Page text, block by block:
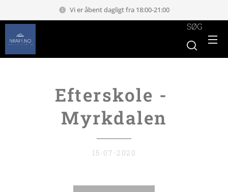
Vi er åbent dagligt fra 18:00-21:00
SØG
Efterskole -
Myrkdalen
15-07-2020